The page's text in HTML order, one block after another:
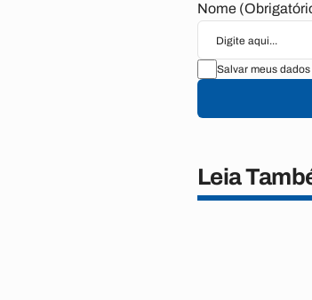
Nome
Salvar meus
Leia